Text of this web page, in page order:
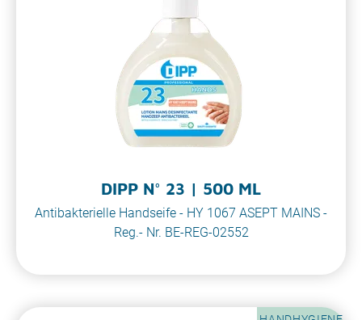
DIPP N° 23 | 500 ML
Antibakterielle Handseife - HY 1067 ASEPT MAINS -
Reg.- Nr. BE-REG-02552